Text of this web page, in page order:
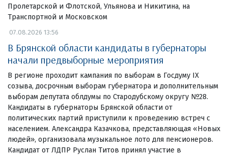
Пролетарской и Флотской, Ульянова и Никитина, на
Транспортной и Московском
07.08.2026 13:56
В Брянской области кандидаты в губернаторы
начали предвыборные мероприятия
В регионе проходит кампания по выборам в Госдуму IX
созыва, досрочным выборам губернатора и дополнительным
выборам депутата облдумы по Стародубскому округу №28.
Кандидаты в губернаторы Брянской области от
политических партий приступили к проведению встреч с
населением. Александра Казачкова, представляющая «Новых
людей», организовала музыкальное лото для пенсионеров.
Кандидат от ЛДПР Руслан Титов принял участие в